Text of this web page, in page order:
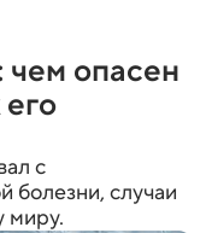
чем опасен
с
болезни, случаи
миру.